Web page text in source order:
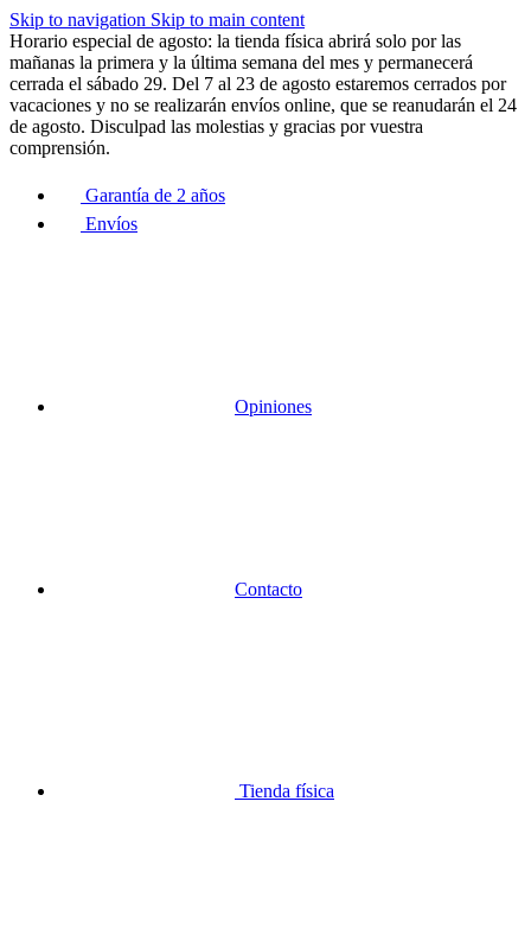
Skip to navigation Skip to main content
Horario especial de agosto: la tienda física abrirá solo por las
mañanas la primera y la última semana del mes y permanecerá
cerrada el sábado 29. Del 7 al 23 de agosto estaremos cerrados por
vacaciones y no se realizarán envíos online, que se reanudarán el 24
de agosto. Disculpad las molestias y gracias por vuestra
comprensión.
Garantía de 2 años
Envíos
Opiniones
Contacto
Tienda física